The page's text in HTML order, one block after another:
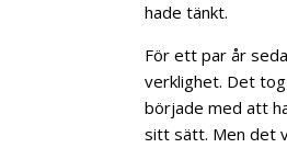
hade tänkt.
För ett par år
verklighet. Det
började med att
sitt sätt. Men det